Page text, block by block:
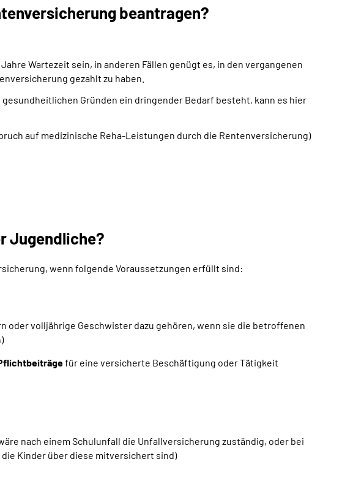
beantragen?
Wartezeit sein, in anderen Fällen genügt es, in den vergangenen
gezahlt zu haben.
gesundheitlichen Gründen ein dringender Bedarf besteht, kann es hier
auf medizinische Reha-Leistungen durch die Rentenversicherung)
Jugendliche?
wenn folgende Voraussetzungen erfüllt sind:
oder volljährige Geschwister dazu gehören, wenn sie die betroffenen
für eine versicherte Beschäftigung oder Tätigkeit
nach einem Schulunfall die Unfallversicherung zuständig, oder bei
Kinder über diese mitversichert sind)